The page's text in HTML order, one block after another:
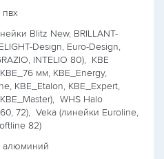
пвх
Blitz New, BRILLANT-
Design, Euro-Design,
INTELIO 80), KBE
мм, KBE_Energy,
KBE_Etalon, KBE_Expert,
WHS Halo
72), Veka (линейки Euroline,
82)
алюминий